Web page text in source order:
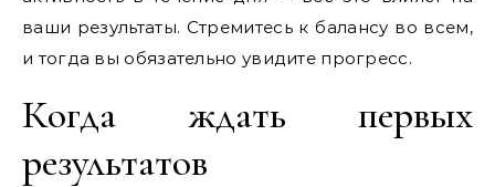
ваши результаты. Стремитесь к балансу во всем,
и тогда вы обязательно увидите прогресс.
Когда ждать первых
результатов